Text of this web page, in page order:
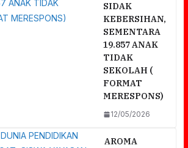
SIDAK
KEBERSIHAN,
SEMENTARA
19.857 ANAK
TIDAK
SEKOLAH (
FORMAT
MERESPONS)
12/05/2026
AROMA